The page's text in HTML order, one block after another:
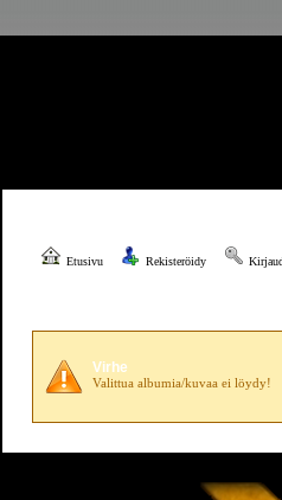
Etusivu Rekisteröidy
Virhe
Valittua albumia/kuvaa ei löydy!